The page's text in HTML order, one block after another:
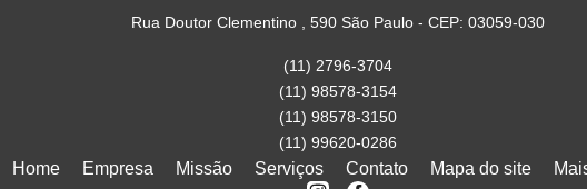
Rua Doutor Clementino , 590 São Paulo - CEP: 03059-030
(11) 2796-3704
(11) 98578-3154
(11) 98578-3150
(11) 99620-0286
Home Empresa Missão Serviços Contato Mapa do site